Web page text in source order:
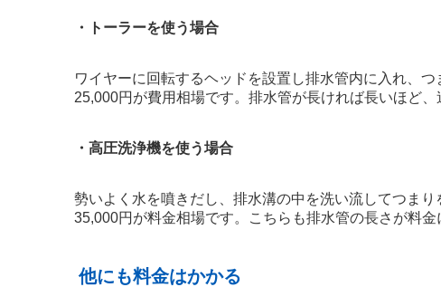
・トーラーを使う場合
ワイヤーに回転するヘッドを設置し排水管内に入れ、
25,000円が費用相場です。排水管が長ければ長いほど、
・高圧洗浄機を使う場合
勢いよく水を噴きだし、排水溝の中を洗い流してつま
35,000円が料金相場です。こちらも排水管の長さが料金
他にも料金はかかる